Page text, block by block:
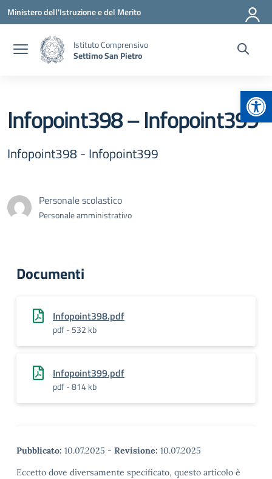
Vai ai contenuti
Vai al menu di navigazione
Vai al footer
Ministero dell'Istruzione e del Merito
Istituto Comprensivo
Settimo San Pietro
Infopoint398 – Infopoint399
Infopoint398 - Infopoint399
Personale scolastico
Personale amministrativo
Documenti
Infopoint398.pdf
pdf - 532 kb
Infopoint399.pdf
pdf - 814 kb
Pubblicato: 10.07.2025 - Revisione: 10.07.2025
Eccetto dove diversamente specificato, questo articolo è